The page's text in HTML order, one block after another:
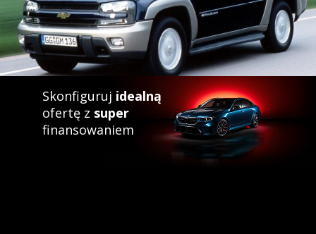
Skonfiguruj idealną
ofertę z super
finansowaniem